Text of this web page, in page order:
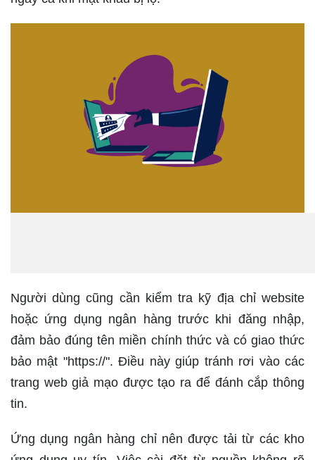
Người dùng cũng cần kiểm tra kỹ địa chỉ website
hoặc ứng dụng ngân hàng trước khi đăng nhập,
đảm bảo đúng tên miền chính thức và có giao thức
bảo mật "https://". Điều này giúp tránh rơi vào các
trang web giả mạo được tạo ra để đánh cắp thông
tin.
Ứng dụng ngân hàng chỉ nên được tải từ các kho